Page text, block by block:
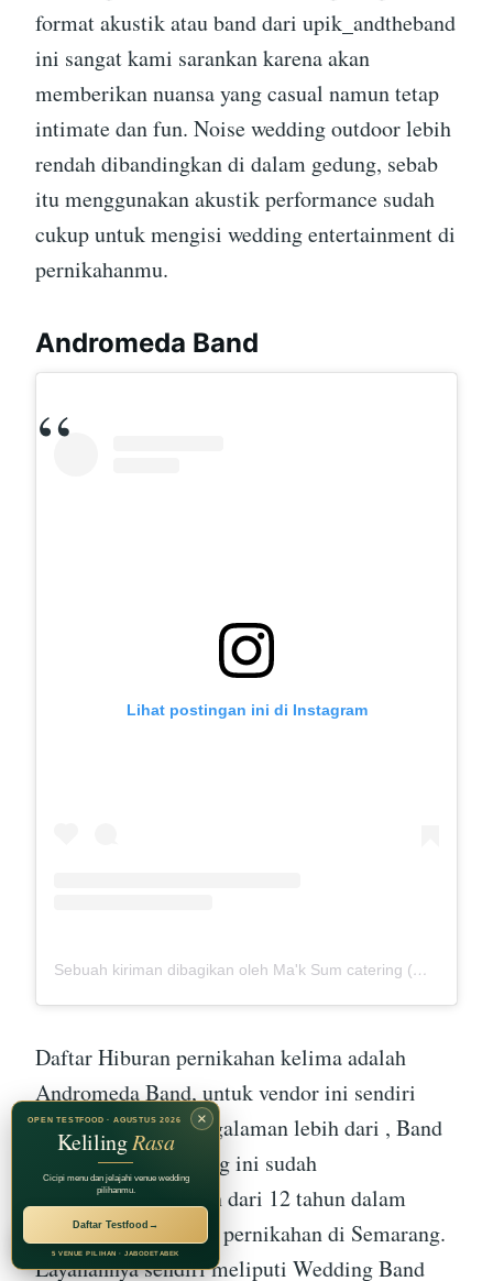
format akustik atau band dari upik_andtheband
ini sangat kami sarankan karena akan
memberikan nuansa yang casual namun tetap
intimate dan fun. Noise wedding outdoor lebih
rendah dibandingkan di dalam gedung, sebab
itu menggunakan akustik performance sudah
cukup untuk mengisi wedding entertainment di
pernikahanmu.
Andromeda Band
Lihat postingan ini di Instagram
Sebuah kiriman dibagikan oleh Ma'k Sum catering (@mak_sumcatering)
Daftar Hiburan pernikahan kelima adalah
Andromeda Band, untuk vendor ini sendiri
sudah memiliki pengalaman lebih dari , Band
Pernikahan Semarang ini sudah
berpengalaman lebih dari 12 tahun dalam
menangani entertain pernikahan di Semarang.
Layanannya sendiri meliputi Wedding Band
RECOMMENDED BY
Jagarasa Group
×
OPEN TESTFOOD · AGUSTUS 2026
KelilingRasa
Cicipi menu dan jelajahi venue wedding
pilihanmu.
Daftar Testfood →
5 VENUE PILIHAN · JABODETABEK